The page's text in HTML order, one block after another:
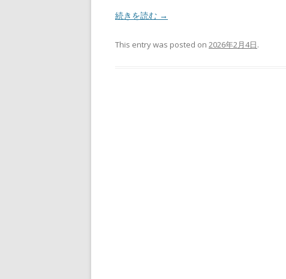
続きを読む →
This entry was posted on 2026年2月4日.